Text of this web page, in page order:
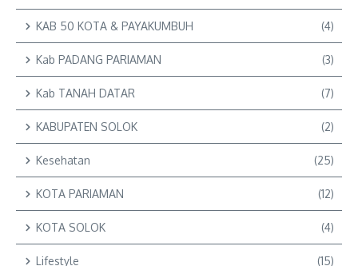
KAB 50 KOTA & PAYAKUMBUH (4)
Kab PADANG PARIAMAN (3)
Kab TANAH DATAR (7)
KABUPATEN SOLOK (2)
Kesehatan (25)
KOTA PARIAMAN (12)
KOTA SOLOK (4)
Lifestyle (15)